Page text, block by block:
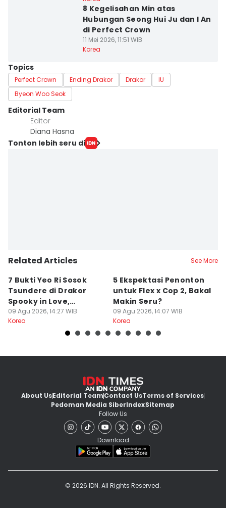
8 Kegelisahan Min atas
Hubungan Seong Hui Ju dan I An
di Perfect Crown
11 Mei 2026, 11:51 WIB
Korea
Topics
Perfect Crown Ending Drakor Drakor
IU
Byeon Woo Seok
Editorial Team
Editor
Diana Hasna
Tonton lebih seru di
Related Articles See More
7 Bukti Yeo Ri Sosok
Tsundere di Drakor
Spooky in Love,
Misterius!
09 Agu 2026, 14:27 WIB
Korea
5 Ekspektasi Penonton
untuk Flex x Cop 2, Bakal
Makin Seru?
09 Agu 2026, 14:07 WIB
Korea
About UsEditorial TeamContact UsTerms of Services
Pedoman Media SiberIndexSitemap
Follow Us
Download
© 2026 IDN. All Rights Reserved.